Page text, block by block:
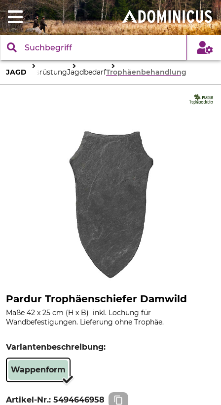
JAGD AusrüstungJagdbedarfTrophäenbehandlung
Pardur Trophäenschiefer Damwild
Maße 42 x 25 cm (H x B) inkl. Lochung für
Wandbefestigungen. Lieferung ohne Trophäe.
Variantenbeschreibung:
Wappenform
Artikel-Nr.: 5494646958